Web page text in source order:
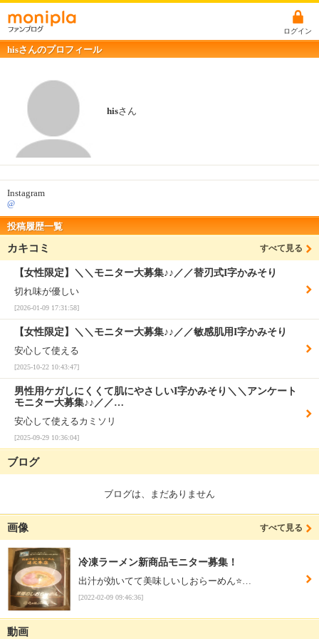
ログイン
hisさんのプロフィール
hisさん
Instagram
@
投稿履歴一覧
カキコミ すべて見る
【女性限定】＼＼モニター大募集♪♪／／替刃式I字かみそり
切れ味が優しい
[2026-01-09 17:31:58]
【女性限定】＼＼モニター大募集♪♪／／敏感肌用I字かみそり
安心して使える
[2025-10-22 10:43:47]
男性用ケガしにくくて肌にやさしいI字かみそり＼＼アンケート
モニター大募集♪♪／／…
安心して使えるカミソリ
[2025-09-29 10:36:04]
ブログ
ブログは、まだありません
画像 すべて見る
冷凍ラーメン新商品モニター募集！
出汁が効いてて美味しいしおらーめん⭐…
[2022-02-09 09:46:36]
動画